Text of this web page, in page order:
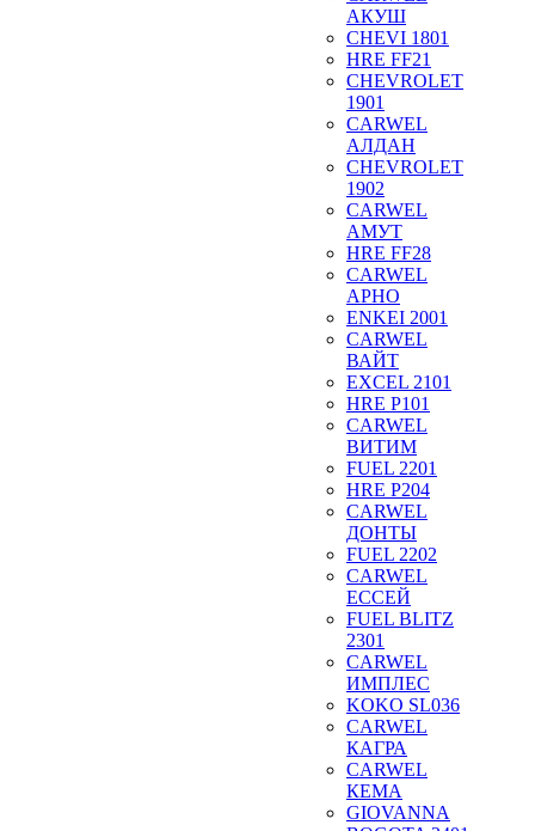
АКУШ
CHEVI 1801
HRE FF21
CHEVROLET
1901
CARWEL
АЛДАН
CHEVROLET
1902
CARWEL
АМУТ
HRE FF28
CARWEL
АРНО
ENKEI 2001
CARWEL
ВАЙТ
EXCEL 2101
HRE P101
CARWEL
ВИТИМ
FUEL 2201
HRE P204
CARWEL
ДОНТЫ
FUEL 2202
CARWEL
ЕССЕЙ
FUEL BLITZ
2301
CARWEL
ИМПЛЕС
KOKO SL036
CARWEL
КАГРА
CARWEL
КЕМА
GIOVANNA